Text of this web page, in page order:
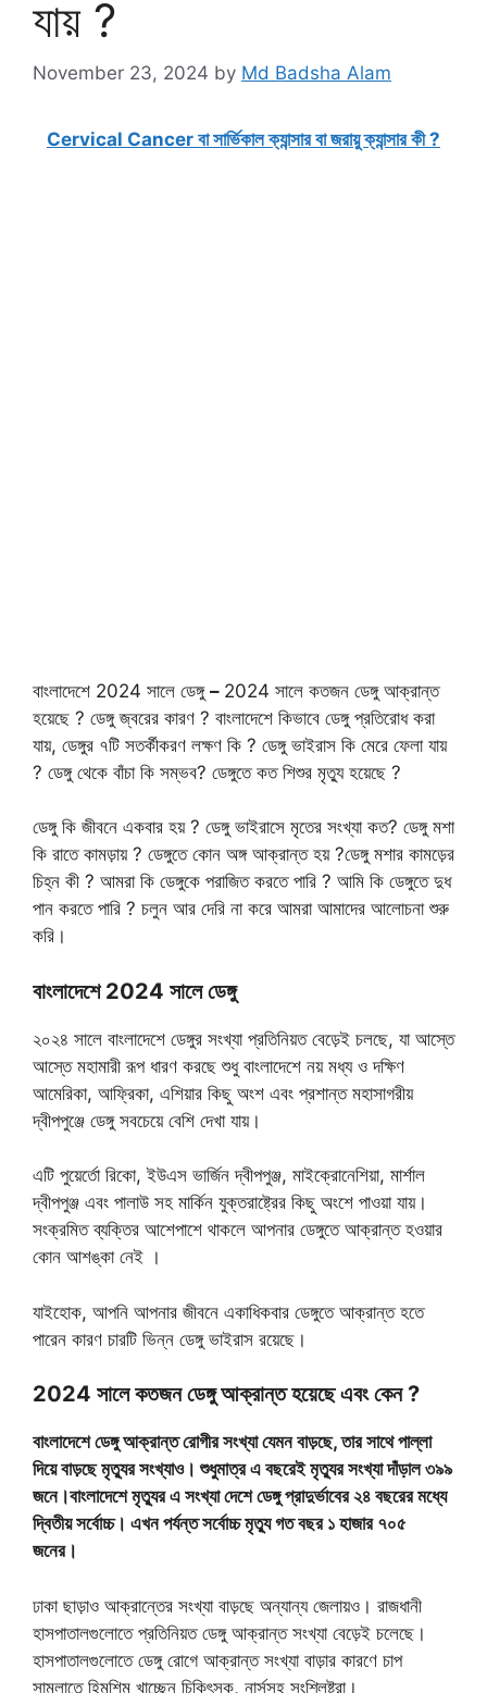
যায় ?
November 23, 2024 by Md Badsha Alam
Cervical Cancer বা সার্ভিকাল ক্যান্সার বা জরায়ু ক্যান্সার কী ?
বাংলাদেশে 2024 সালে ডেঙ্গু – 2024 সালে কতজন ডেঙ্গু আক্রান্ত
হয়েছে ? ডেঙ্গু জ্বরের কারণ ? বাংলাদেশে কিভাবে ডেঙ্গু প্রতিরোধ করা
যায়, ডেঙ্গুর ৭টি সতর্কীকরণ লক্ষণ কি ? ডেঙ্গু ভাইরাস কি মেরে ফেলা যায়
? ডেঙ্গু থেকে বাঁচা কি সম্ভব? ডেঙ্গুতে কত শিশুর মৃত্যু হয়েছে ?
ডেঙ্গু কি জীবনে একবার হয় ? ডেঙ্গু ভাইরাসে মৃতের সংখ্যা কত? ডেঙ্গু মশা
কি রাতে কামড়ায় ? ডেঙ্গুতে কোন অঙ্গ আক্রান্ত হয় ?ডেঙ্গু মশার কামড়ের
চিহ্ন কী ? আমরা কি ডেঙ্গুকে পরাজিত করতে পারি ? আমি কি ডেঙ্গুতে দুধ
পান করতে পারি ? চলুন আর দেরি না করে আমরা আমাদের আলোচনা শুরু
করি।
বাংলাদেশে 2024 সালে ডেঙ্গু
২০২৪ সালে বাংলাদেশে ডেঙ্গুর সংখ্যা প্রতিনিয়ত বেড়েই চলছে, যা আস্তে
আস্তে মহামারী রূপ ধারণ করছে শুধু বাংলাদেশে নয় মধ্য ও দক্ষিণ
আমেরিকা, আফ্রিকা, এশিয়ার কিছু অংশ এবং প্রশান্ত মহাসাগরীয়
দ্বীপপুঞ্জে ডেঙ্গু সবচেয়ে বেশি দেখা যায়।
এটি পুয়ের্তো রিকো, ইউএস ভার্জিন দ্বীপপুঞ্জ, মাইক্রোনেশিয়া, মার্শাল
দ্বীপপুঞ্জ এবং পালাউ সহ মার্কিন যুক্তরাষ্ট্রের কিছু অংশে পাওয়া যায়।
সংক্রমিত ব্যক্তির আশেপাশে থাকলে আপনার ডেঙ্গুতে আক্রান্ত হওয়ার
কোন আশঙ্কা নেই ।
যাইহোক, আপনি আপনার জীবনে একাধিকবার ডেঙ্গুতে আক্রান্ত হতে
পারেন কারণ চারটি ভিন্ন ডেঙ্গু ভাইরাস রয়েছে।
2024 সালে কতজন ডেঙ্গু আক্রান্ত হয়েছে এবং কেন ?
বাংলাদেশে ডেঙ্গু আক্রান্ত রোগীর সংখ্যা যেমন বাড়ছে, তার সাথে পাল্লা
দিয়ে বাড়ছে মৃত্যুর সংখ্যাও। শুধুমাত্র এ বছরেই মৃত্যুর সংখ্যা দাঁড়াল ৩৯৯
জনে।বাংলাদেশে মৃত্যুর এ সংখ্যা দেশে ডেঙ্গু প্রাদুর্ভাবের ২৪ বছরের মধ্যে
দ্বিতীয় সর্বোচ্চ। এখন পর্যন্ত সর্বোচ্চ মৃত্যু গত বছর ১ হাজার ৭০৫
জনের।
ঢাকা ছাড়াও আক্রান্তের সংখ্যা বাড়ছে অন্যান্য জেলায়ও। রাজধানী
হাসপাতালগুলোতে প্রতিনিয়ত ডেঙ্গু আক্রান্ত সংখ্যা বেড়েই চলেছে।
হাসপাতালগুলোতে ডেঙ্গু রোগে আক্রান্ত সংখ্যা বাড়ার কারণে চাপ
সামলাতে হিমশিম খাচ্ছেন চিকিৎসক, নার্সসহ সংশ্লিষ্টরা।